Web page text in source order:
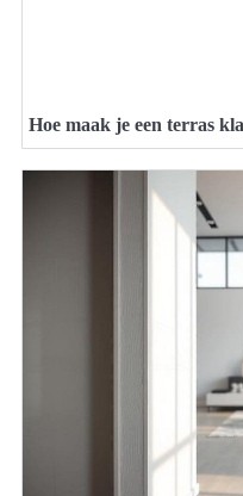
Hoe maak je een terras